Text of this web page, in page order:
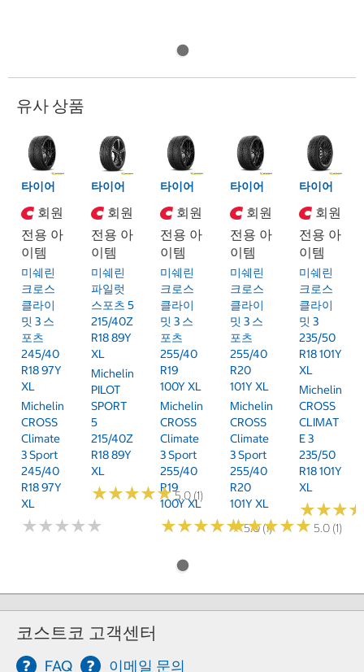
유사 상품
타이어
회원
전용 아
이템
미쉐린
크로스
클라이
밋 3 스
포츠
245/40
R18 97Y
XL
Michelin
CROSS
Climate
3 Sport
245/40
R18 97Y
XL
★★★★★
★★★★★
타이어
회원
전용 아
이템
미쉐린
파일럿
스포츠 5
215/40Z
R18 89Y
XL
Michelin
PILOT
SPORT
5
215/40Z
R18 89Y
XL
★★★★★
★★★★★5.0 (1)
타이어
회원
전용 아
이템
미쉐린
크로스
클라이
밋 3 스
포츠
255/40
R19
100Y XL
Michelin
CROSS
Climate
3 Sport
255/40
R19
100Y XL
★★★★★
★★★★★5.0 (1)
타이어
회원
전용 아
이템
미쉐린
크로스
클라이
밋 3 스
포츠
255/40
R20
101Y XL
Michelin
CROSS
Climate
3 Sport
255/40
R20
101Y XL
★★★★★
★★★★★ 5.0 (1)
타이어
회원
전용 아
이템
미쉐린
크로스
클라이
밋 3
235/50
R18 101Y
XL
Michelin
CROSS
CLIMAT
E 3
235/50
R18 101Y
XL
★★★
★★★
코스트코 고객센터
FAQ 이메일 문의